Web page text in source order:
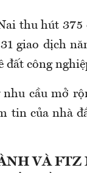
thu hút 375
giao dịch
công
cầu mở
tin của nhà
VÀ